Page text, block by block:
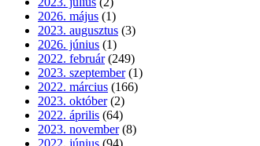
2026. május (1)
2023. augusztus (3)
2026. június (1)
2022. február (249)
2023. szeptember (1)
2022. március (166)
2023. október (2)
2022. április (64)
2023. november (8)